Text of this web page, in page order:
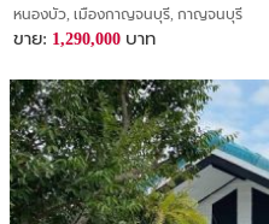
หนองบัว, เมืองกาญจนบุรี, กาญจนบุรี
ขาย: 1,290,000 บาท